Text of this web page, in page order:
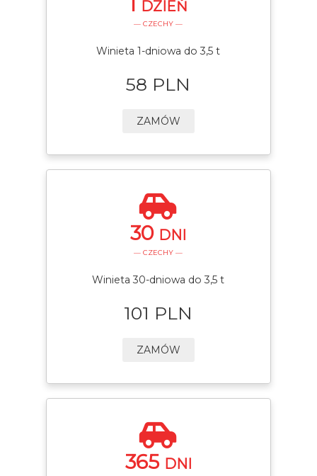
DZIEŃ
— CZECHY —
Winieta 1-dniowa do 3,5 t
58 PLN
ZAMÓW
30 DNI
— CZECHY —
Winieta 30-dniowa do 3,5 t
101 PLN
ZAMÓW
365 DNI